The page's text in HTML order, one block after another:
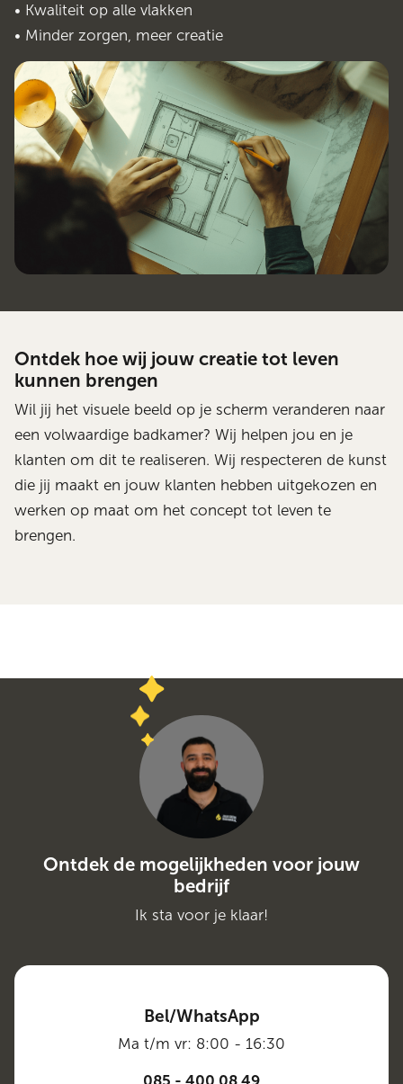
• Kwaliteit op alle vlakken
• Minder zorgen, meer creatie
Ontdek hoe wij jouw creatie tot leven
kunnen brengen
Wil jij het visuele beeld op je scherm veranderen naar
een volwaardige badkamer? Wij helpen jou en je
klanten om dit te realiseren. Wij respecteren de kunst
die jij maakt en jouw klanten hebben uitgekozen en
werken op maat om het concept tot leven te
brengen.
Ontdek de mogelijkheden voor jouw
bedrijf
Ik sta voor je klaar!
Bel/WhatsApp
Ma t/m vr: 8:00 - 16:30